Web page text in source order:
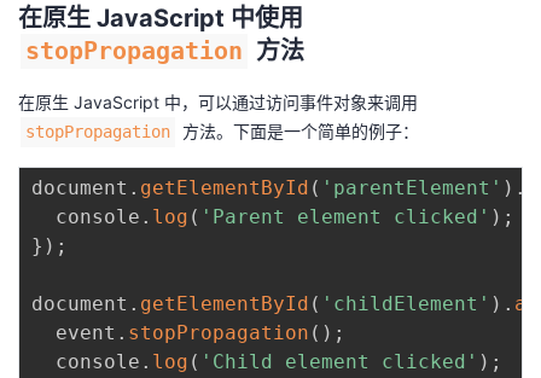
播
活
动
的
关
注
程
认
证
的
实
验
我
的
收
藏
支
持
声
建
在原生 JavaScript 中使用
stopPropagation 方法
在原生 JavaScript 中，可以通过访问事件对象来调用
stopPropagation 方法。下面是一个简单的例子：
document . getElementById ( 'parentElement' ) .
  console
. log ( 'Parent element clicked' ) ;
} ) ;
document . getElementById ( 'childElement' ) .
  event
. stopPropagation ( ) ;
  console
. log ( 'Child element clicked' ) ;